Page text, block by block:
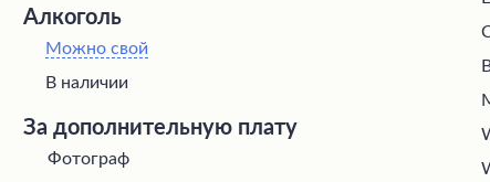
Алкоголь
Можно свой
В наличии
За дополнительную плату
Фотограф